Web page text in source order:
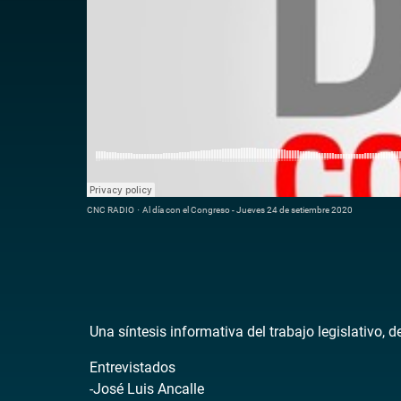
CNC RADIO · Al día con el Congreso - Jueves 24 de setiembre 2020
Una síntesis informativa del trabajo legislativo,
Entrevistados
-José Luis Ancalle